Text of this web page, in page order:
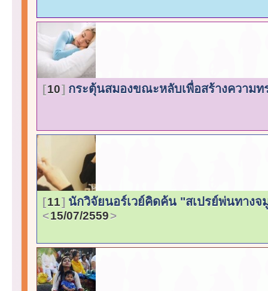
10 กระตุ้นสมองขณะหลับเพื่อสร้างความท
11 นักวิจัยนอร์เวย์คิดค้น "สเปรย์พ่นทาง
15/07/2559